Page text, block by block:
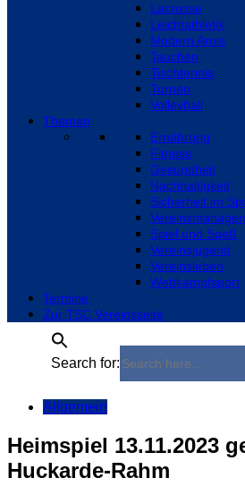
Lacrosse
Leichtathletik
Modern Arnis
Tauchen
Tischtennis
Turnen
Volleyball
Themen
Ernährung
Fitness
Gesundheit
Nachhaltigkeit
Sicherheit im
Spiel und Spaß
Vereinsjugend
Vereinsleben
Wettkampfsport
Termine
Zur TSC Vereinsseite
Search for:
Allgemein
Heimspiel 13.11.2023
Huckarde-Rahm